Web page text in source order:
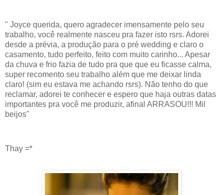
" Joyce querida, quero agradecer imensamente pelo seu
trabalho, você realmente nasceu pra fazer isto rsrs. Adorei
desde a prévia, a produção para o pré wedding e claro o
casamento, tudo perfeito, feito com muito carinho... Apesar
da chuva e frio fazia de tudo pra que que eu ficasse calma,
super recomento seu trabalho além que me deixar linda
claro! (sim eu estava me achando rsrs). Não tenho do que
reclamar, adorei te conhecer e espero que haja outras datas
importantes pra você me produzir, afinal ARRASOU!!! Mil
beijos"
Thay =*